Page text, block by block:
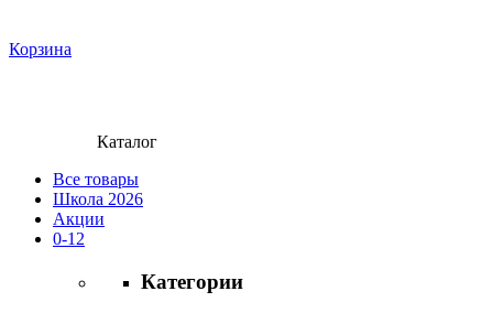
Корзина
Каталог
Все товары
Школа 2026
Акции
0-12
Категории